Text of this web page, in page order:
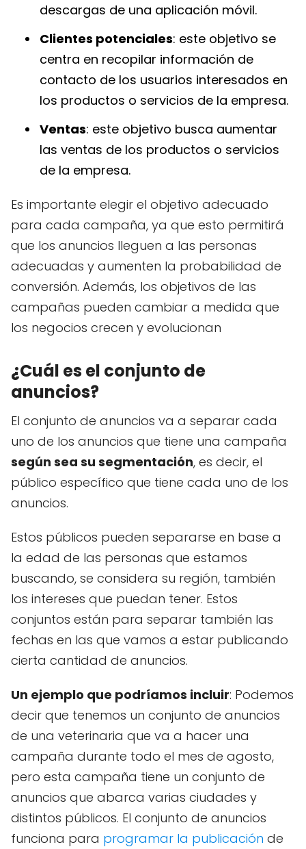
descargas de una aplicación móvil.
Clientes potenciales: este objetivo se
centra en recopilar información de
contacto de los usuarios interesados en
los productos o servicios de la empresa.
Ventas: este objetivo busca aumentar
las ventas de los productos o servicios
de la empresa.
Es importante elegir el objetivo adecuado
para cada campaña, ya que esto permitirá
que los anuncios lleguen a las personas
adecuadas y aumenten la probabilidad de
conversión. Además, los objetivos de las
campañas pueden cambiar a medida que
los negocios crecen y evolucionan
¿Cuál es el conjunto de
anuncios?
El conjunto de anuncios va a separar cada
uno de los anuncios que tiene una campaña
según sea su segmentación, es decir, el
público específico que tiene cada uno de los
anuncios.
Estos públicos pueden separarse en base a
la edad de las personas que estamos
buscando, se considera su región, también
los intereses que puedan tener. Estos
conjuntos están para separar también las
fechas en las que vamos a estar publicando
cierta cantidad de anuncios.
Un ejemplo que podríamos incluir: Podemos
decir que tenemos un conjunto de anuncios
de una veterinaria que va a hacer una
campaña durante todo el mes de agosto,
pero esta campaña tiene un conjunto de
anuncios que abarca varias ciudades y
distintos públicos. El conjunto de anuncios
funciona para programar la publicación de